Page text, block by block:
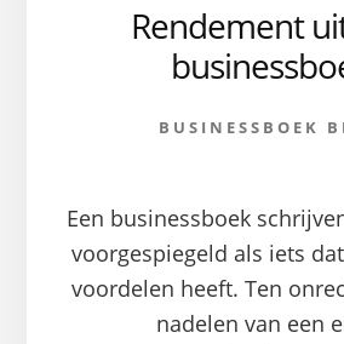
Rendement
BUSINESSBOEK
Een businessboek
voorgespiegeld als iets
voordelen heeft. Ten
nadelen van een